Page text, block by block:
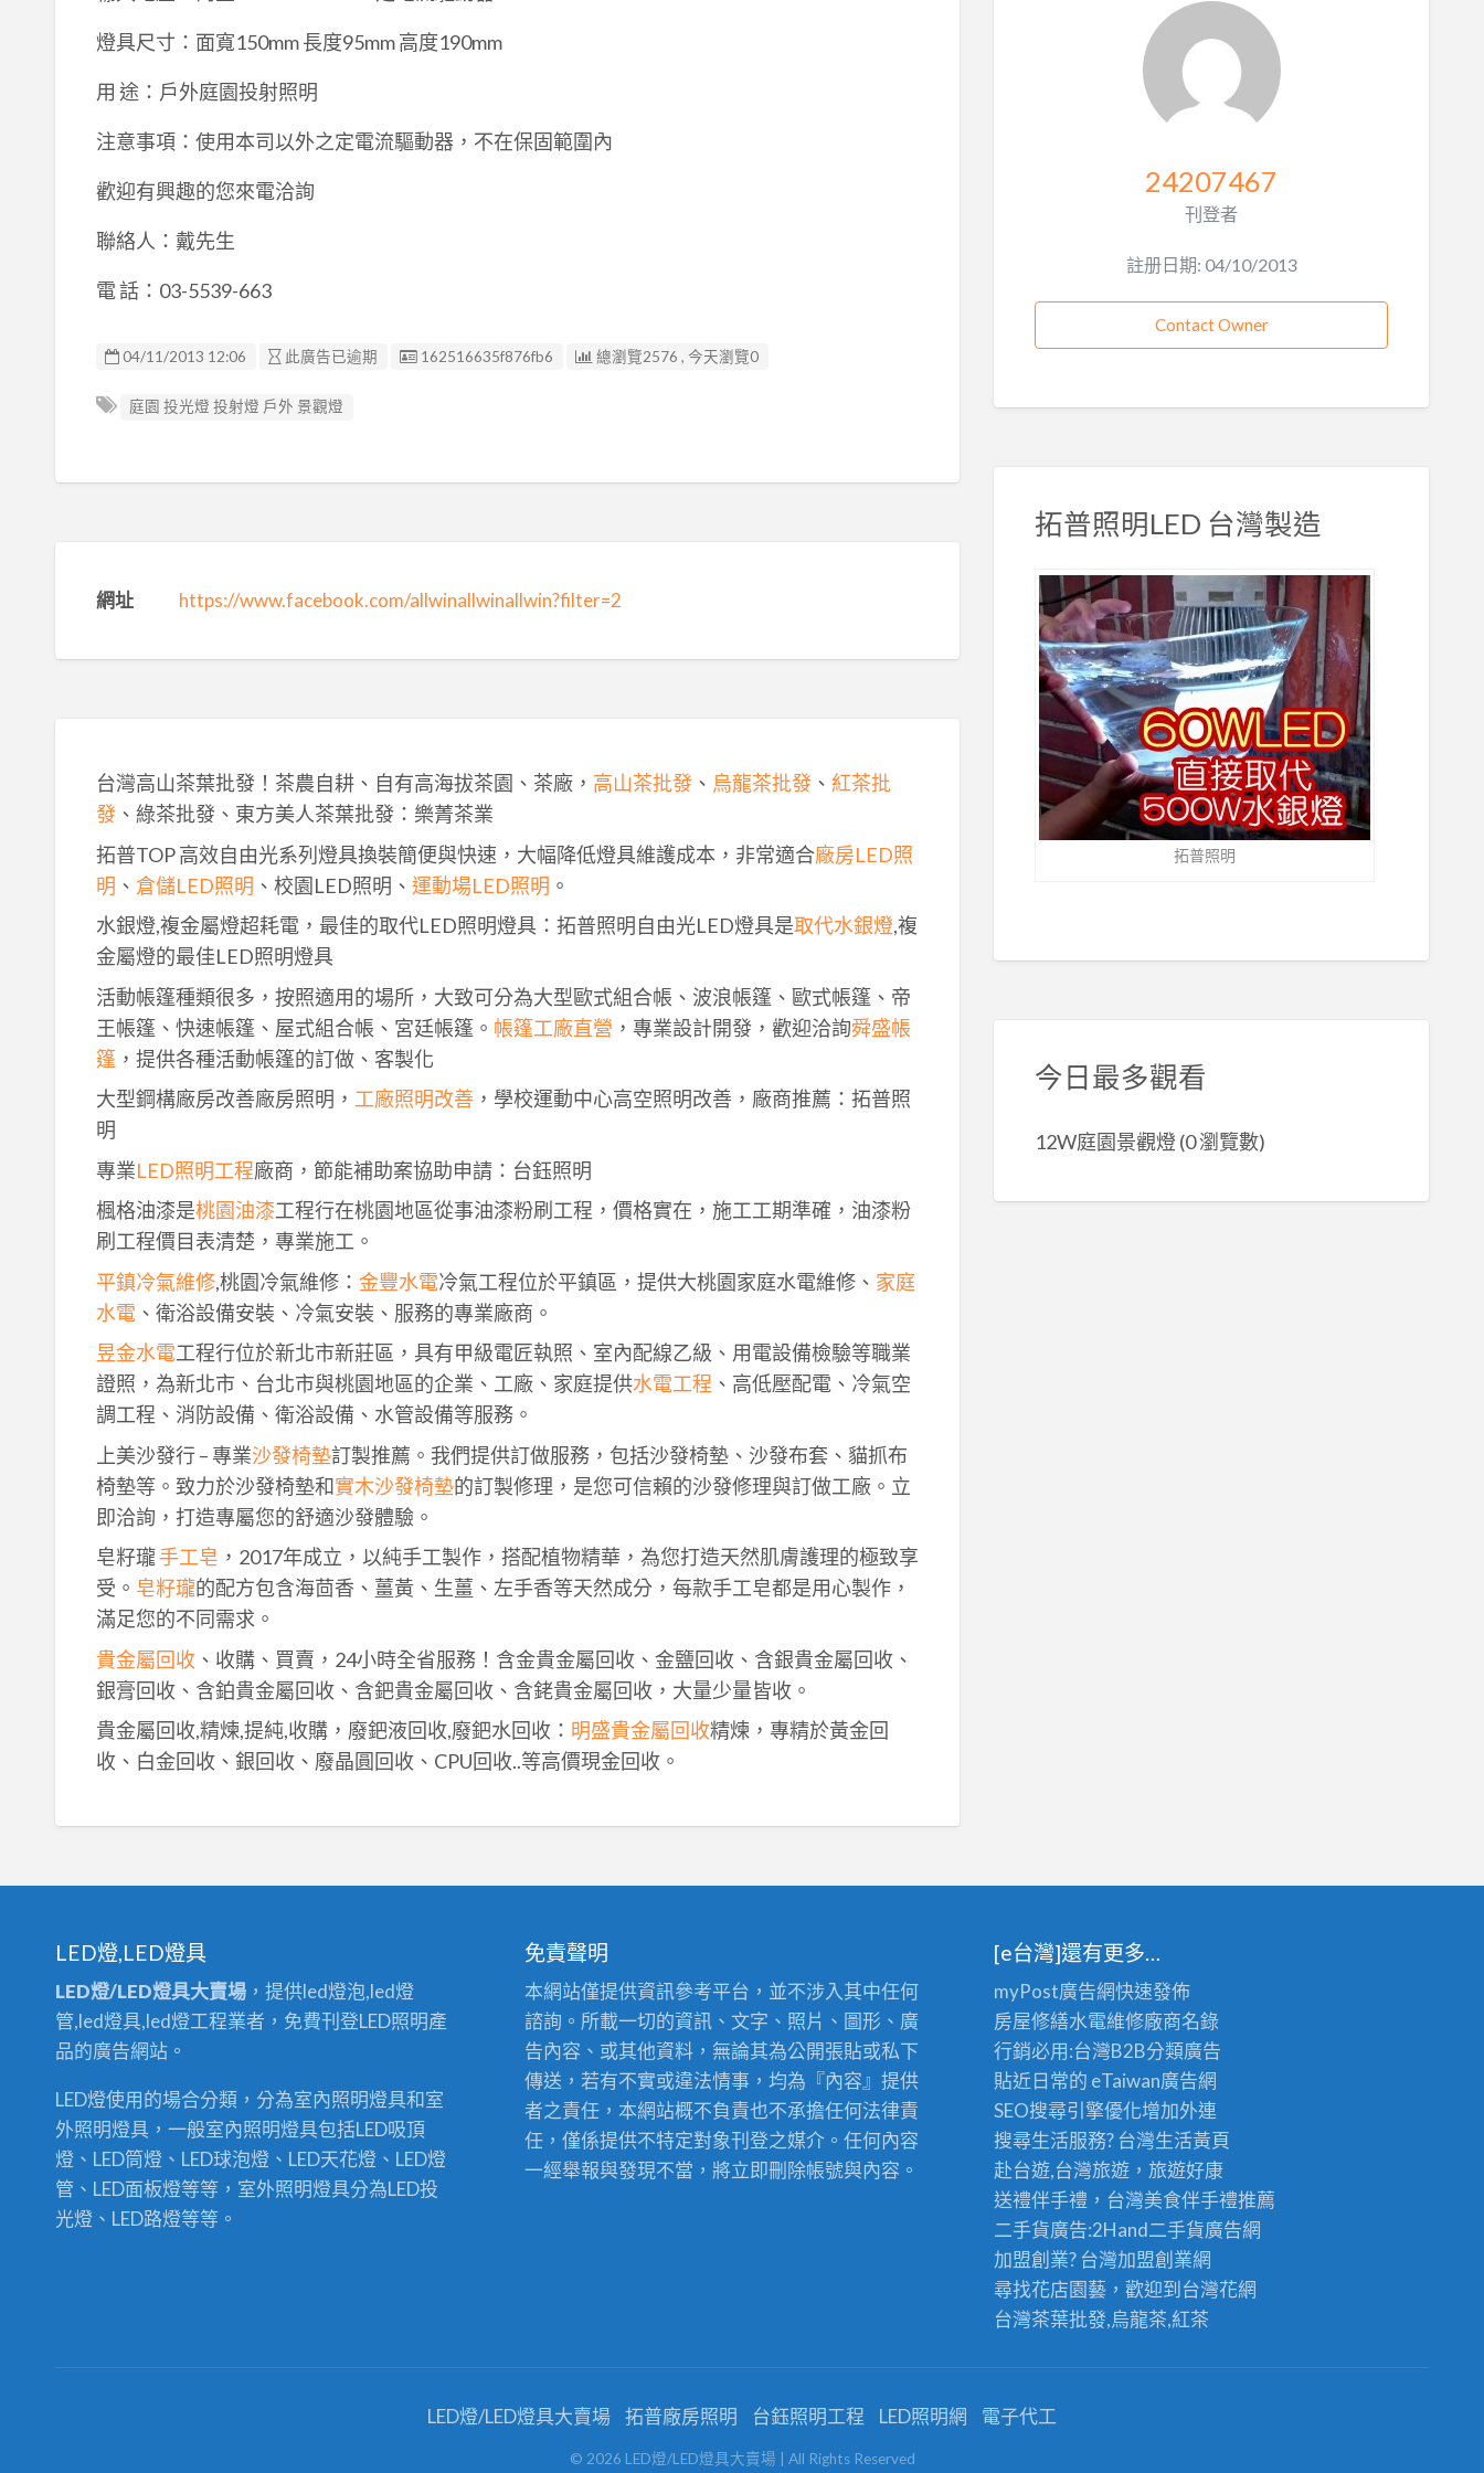
燈具尺寸：面寬150mm 長度95mm 高度190mm
用 途：戶外庭園投射照明
注意事項：使用本司以外之定電流驅動器，不在保固範圍內
歡迎有興趣的您來電洽詢
聯絡人：戴先生
電 話：03-5539-663
04/11/2013 12:06 此廣告已逾期 廣告编號
162516635f876fb6 總瀏覽2576 , 今天瀏覽0
庭園 投光燈 投射燈 戶外 景觀燈
網址 https://www.facebook.com/allwinallwinallwin?filter=2
台灣高山茶葉批發！茶農自耕、自有高海拔茶園、茶廠， 高山茶批發、 烏龍茶批發、 紅茶批
發、綠茶批發、東方美人茶葉批發：樂菁茶業
拓普TOP 高效自由光系列燈具換裝簡便與快速，大幅降低燈具維護成本，非常適合廠房LED照
明 、 倉儲LED照明 、校園LED照明、 運動場LED照明 。
水銀燈,複金屬燈超耗電，最佳的取代LED照明燈具：拓普照明自由光LED燈具是取代水銀燈,複
金屬燈的最佳LED照明燈具
活動帳篷種類很多，按照適用的場所，大致可分為大型歐式組合帳、波浪帳篷、歐式帳篷、帝
王帳篷、快速帳篷、屋式組合帳、宮廷帳篷。 帳篷工廠直營 ，專業設計開發，歡迎洽詢舜盛帳
篷，提供各種活動帳篷的訂做、客製化
大型鋼構廠房改善廠房照明， 工廠照明改善，學校運動中心高空照明改善，廠商推薦：拓普照
明
專業LED照明工程廠商，節能補助案協助申請：台鈺照明
楓格油漆是桃園油漆工程行在桃園地區從事油漆粉刷工程，價格實在，施工工期準確，油漆粉
刷工程價目表清楚，專業施工。
平鎮冷氣維修,桃園冷氣維修： 金豐水電冷氣工程位於平鎮區，提供大桃園家庭水電維修、 家庭
水電、衛浴設備安裝、冷氣安裝、服務的專業廠商。
昱金水電工程行位於新北市新莊區，具有甲級電匠執照、室內配線乙級、用電設備檢驗等職業
證照，為新北市、台北市與桃園地區的企業、工廠、家庭提供水電工程 、高低壓配電、冷氣空
調工程、消防設備、衛浴設備、水管設備等服務。
上美沙發行 – 專業沙發椅墊訂製推薦。我們提供訂做服務，包括沙發椅墊、沙發布套、貓抓布
椅墊等。致力於沙發椅墊和實木沙發椅墊的訂製修理，是您可信賴的沙發修理與訂做工廠。立
即洽詢，打造專屬您的舒適沙發體驗。
皂籽瓏手工皂 ，2017年成立，以純手工製作，搭配植物精華，為您打造天然肌膚護理的極致享
受。 皂籽瓏的配方包含海茴香、薑黃、生薑、左手香等天然成分，每款手工皂都是用心製作，
滿足您的不同需求。
貴金屬回收、收購、買賣，24小時全省服務！含金貴金屬回收、金鹽回收、含銀貴金屬回收、
銀膏回收、含鉑貴金屬回收、含鈀貴金屬回收、含銠貴金屬回收，大量少量皆收。
貴金屬回收,精煉,提純,收購，廢鈀液回收,廢鈀水回收： 明盛貴金屬回收精煉，專精於黃金回
收、白金回收、銀回收、廢晶圓回收、CPU回收..等高價現金回收。
24207467
刊登者
註册日期: 04/10/2013
Contact Owner
拓普照明LED 台灣製造
拓普照明
今日最多觀看
12W庭園景觀燈(0 瀏覽數)
LED燈,LED燈具
LED燈/LED燈具大賣場 ，提供led燈泡,led燈
管,led燈具,led燈工程業者，免費刊登LED照明產
品的廣告網站。
LED燈使用的場合分類，分為室內照明燈具和室
外照明燈具，一般室內照明燈具包括LED吸頂
燈、LED筒燈、LED球泡燈、LED天花燈、LED燈
管、LED面板燈等等，室外照明燈具分為LED投
光燈、LED路燈等等。
免責聲明
本網站僅提供資訊參考平台，並不涉入其中任何
諮詢。所載一切的資訊、文字、照片、圖形、廣
告內容、或其他資料，無論其為公開張貼或私下
傳送，若有不實或違法情事，均為『內容』提供
者之責任，本網站概不負責也不承擔任何法律責
任，僅係提供不特定對象刊登之媒介。任何內容
一經舉報與發現不當，將立即刪除帳號與內容。
[e台灣]還有更多…
myPost廣告網快速發佈
房屋修繕水電維修廠商名錄
行銷必用:台灣B2B分類廣告
貼近日常的 eTaiwan廣告網
SEO搜尋引擎優化增加外連
搜尋生活服務? 台灣生活黃頁
赴台遊,台灣旅遊 ，旅遊好康
送禮伴手禮，台灣美食伴手禮推薦
二手貨廣告:2Hand二手貨廣告網
加盟創業? 台灣加盟創業網
尋找花店園藝，歡迎到 台灣花網
台灣茶葉批發,烏龍茶,紅茶
LED燈/LED燈具大賣場 拓普廠房照明 台鈺照明工程 LED照明網 電子代工
© 2026 LED燈/LED燈具大賣場 | All Rights Reserved